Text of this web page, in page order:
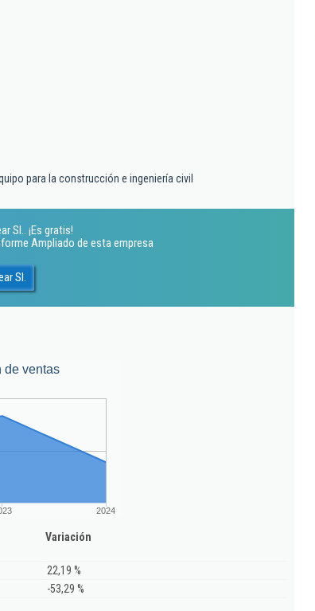
para la construcción e ingeniería civil
Sl.. ¡Es gratis!
Ampliado de esta empresa
Sl.
de ventas
2024
Variación
22,19 %
-53,29 %